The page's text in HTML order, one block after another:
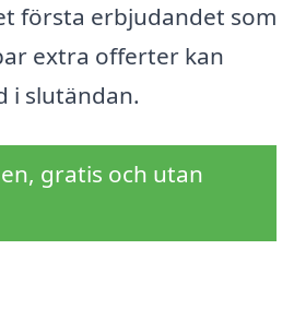
första erbjudandet som
extra offerter kan
i slutändan.
gratis och utan